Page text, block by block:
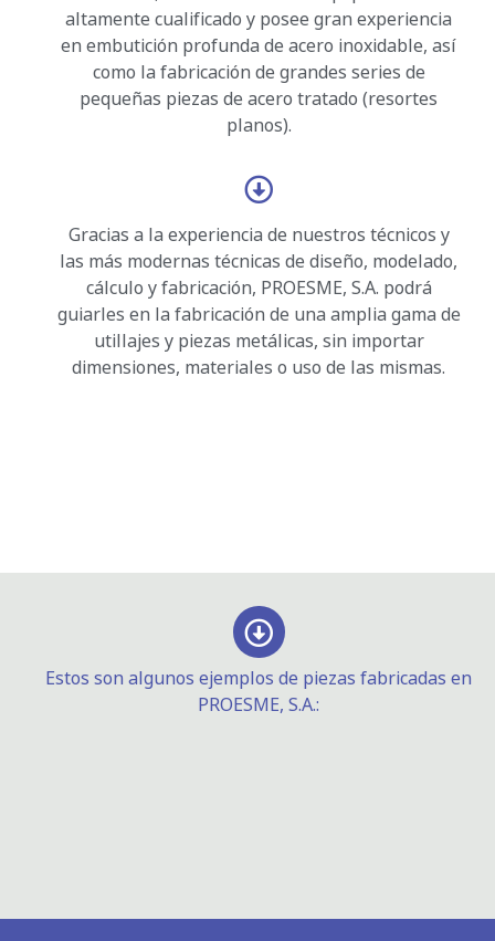
altamente cualificado y posee gran experiencia
en embutición profunda de acero inoxidable, así
como la fabricación de grandes series de
pequeñas piezas de acero tratado (resortes
planos).
Gracias a la experiencia de nuestros técnicos y
las más modernas técnicas de diseño, modelado,
cálculo y fabricación, PROESME, S.A. podrá
guiarles en la fabricación de una amplia gama de
utillajes y piezas metálicas, sin importar
dimensiones, materiales o uso de las mismas.
Estos son algunos ejemplos de piezas fabricadas en
PROESME, S.A.: